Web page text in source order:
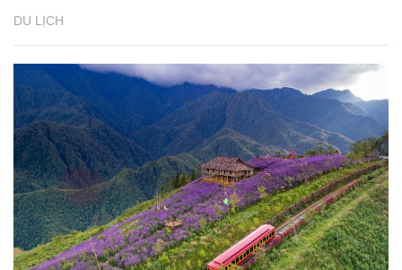
DU LỊCH